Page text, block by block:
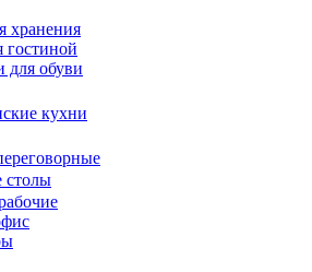
хранения
гостиной
обуви
кухни
столы